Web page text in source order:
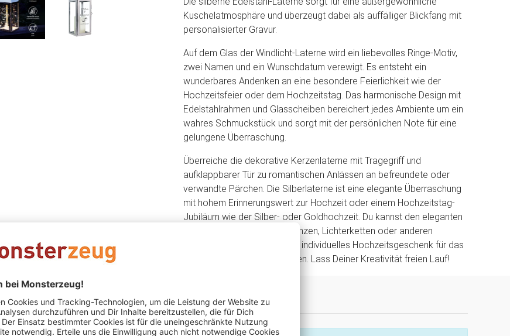
Kuschelatmosphäre und überzeugt dabei als auffälliger Blickfang mit
personalisierter Gravur.
Auf dem Glas der Windlicht-Laterne wird ein liebevolles Ringe-Motiv,
zwei Namen und ein Wunschdatum verewigt. Es entsteht ein
wunderbares Andenken an eine besondere Feierlichkeit wie der
Hochzeitsfeier oder dem Hochzeitstag. Das harmonische Design mit
Edelstahlrahmen und Glasscheiben bereichert jedes Ambiente um ein
wahres Schmuckstück und sorgt mit der persönlichen Note für eine
gelungene Überraschung.
Überreiche die dekorative Kerzenlaterne mit Tragegriff und
aufklappbarer Tür zu romantischen Anlässen an befreundete oder
verwandte Pärchen. Die Silberlaterne ist eine elegante Überraschung
mit hohem Erinnerungswert zur Hochzeit oder einem Hochzeitstag-
Jubiläum wie der Silber- oder Goldhochzeit. Du kannst den eleganten
Kerzenständer auch mit Pflanzen, Lichterketten oder anderen
Kleinigkeiten befüllen und ein individuelles Hochzeitsgeschenk für das
glückliche Brautpaar gestalten. Lass Deiner Kreativität freien Lauf!